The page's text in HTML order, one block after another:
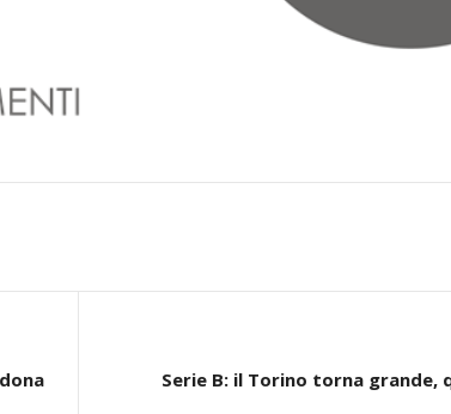
Serie B: il Torino torna